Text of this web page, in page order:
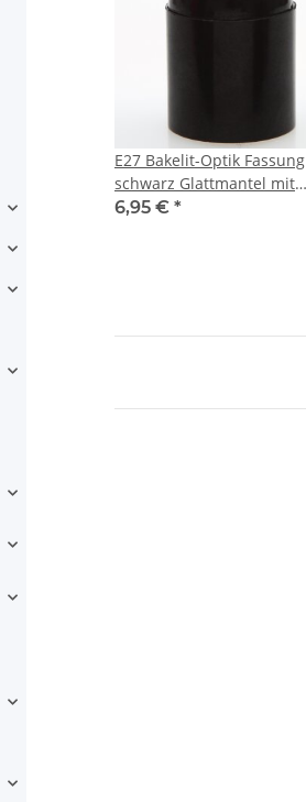
E27 Bakelit-Optik Fassung
schwarz Glattmantel mit
Zugentlaster Metall
6,95 € *